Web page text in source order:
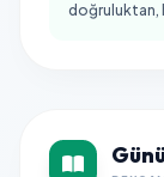
doğruluktan,